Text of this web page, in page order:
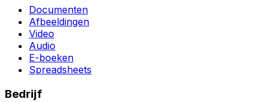
Documenten
Afbeeldingen
Video
Audio
E-boeken
Spreadsheets
Bedrijf